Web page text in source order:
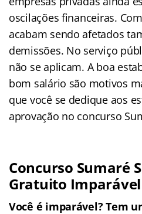
oscilações financeiras.
acabam sendo afetados
demissões. No serviço
não se aplicam. A boa
bom salário são motivos
que você se dedique aos
aprovação no concurso
Concurso Sumaré
Gratuito Imparável
Você é imparável? Tem